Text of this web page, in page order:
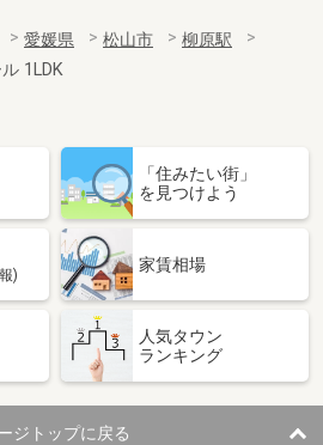
愛媛県 松山市
柳原駅
1LDK
「住みたい街」
を見つけよう
)
家賃相場
人気タウン
ランキング
ジトップに戻る